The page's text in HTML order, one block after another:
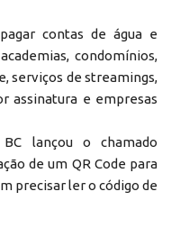
contas de água e
condomínios,
serviços de streamings,
assinatura e empresas
lançou o chamado
de um QR Code para
precisar ler o código de